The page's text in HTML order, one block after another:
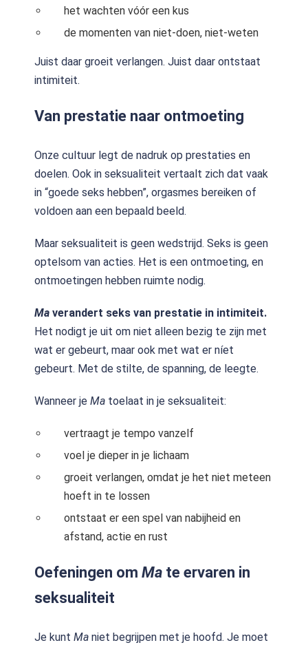
het wachten vóór een kus
de momenten van niet-doen, niet-weten
Juist daar groeit verlangen. Juist daar ontstaat
intimiteit.
Van prestatie naar ontmoeting
Onze cultuur legt de nadruk op prestaties en
doelen. Ook in seksualiteit vertaalt zich dat vaak
in “goede seks hebben”, orgasmes bereiken of
voldoen aan een bepaald beeld.
Maar seksualiteit is geen wedstrijd. Seks is geen
optelsom van acties. Het is een ontmoeting, en
ontmoetingen hebben ruimte nodig.
Ma verandert seks van prestatie in intimiteit.
Het nodigt je uit om niet alleen bezig te zijn met
wat er gebeurt, maar ook met wat er níet
gebeurt. Met de stilte, de spanning, de leegte.
Wanneer je Ma toelaat in je seksualiteit:
vertraagt je tempo vanzelf
voel je dieper in je lichaam
groeit verlangen, omdat je het niet meteen
hoeft in te lossen
ontstaat er een spel van nabijheid en
afstand, actie en rust
Oefeningen om Ma te ervaren in
seksualiteit
Je kunt Ma niet begrijpen met je hoofd. Je moet